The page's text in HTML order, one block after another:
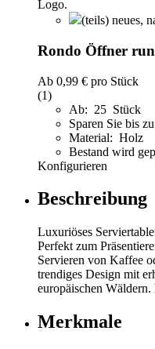
(teils) neues,
Rondo Öffner
Ab 0,99 € pro Stück
(1)
Ab: 25 Stück
Sparen Sie bis
Material: Holz
Bestand wird
Konfigurieren
Beschreibung
Luxuriöses
Perfekt zum
Servieren von Kaffee
trendiges Design mit
europäischen
Merkmale